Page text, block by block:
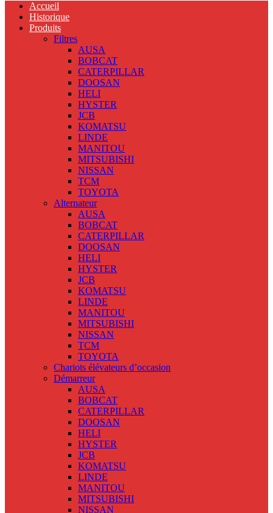
Accueil
Historique
Produits
Filtres
AUSA
BOBCAT
CATERPILLAR
DOOSAN
HELI
HYSTER
JCB
KOMATSU
LINDE
MANITOU
MITSUBISHI
NISSAN
TCM
TOYOTA
Alternateur
AUSA
BOBCAT
CATERPILLAR
DOOSAN
HELI
HYSTER
JCB
KOMATSU
LINDE
MANITOU
MITSUBISHI
NISSAN
TCM
TOYOTA
Chariots élévateurs d’occasion
Démarreur
AUSA
BOBCAT
CATERPILLAR
DOOSAN
HELI
HYSTER
JCB
KOMATSU
LINDE
MANITOU
MITSUBISHI
NISSAN